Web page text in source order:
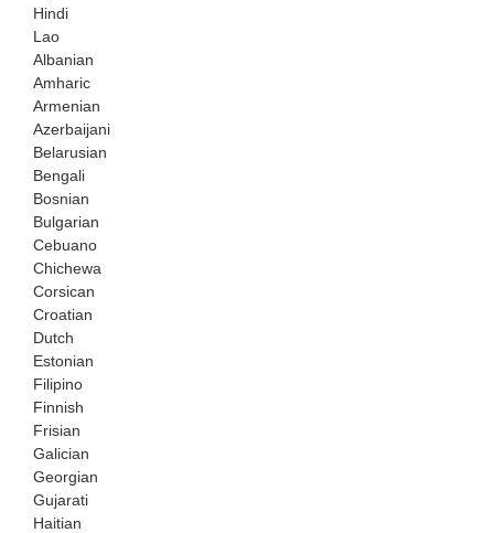
Hindi
Lao
Albanian
Amharic
Armenian
Azerbaijani
Belarusian
Bengali
Bosnian
Bulgarian
Cebuano
Chichewa
Corsican
Croatian
Dutch
Estonian
Filipino
Finnish
Frisian
Galician
Georgian
Gujarati
Haitian